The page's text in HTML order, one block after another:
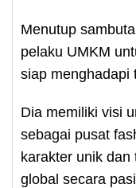
Menutup
pelaku UMKM
siap menghadapi
Dia memiliki visi
sebagai pusat
karakter unik
global secara